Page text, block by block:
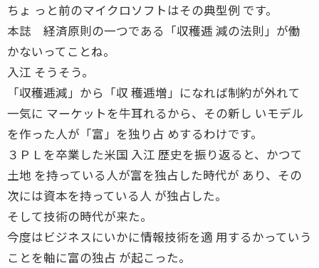
ちょ っと前のマイクロソフトはその典型例 です。
本誌 経済原則の一つである「収穫逓 減の法則」が働
かないってことね。
入江 そうそう。
「収穫逓減」から「収 穫逓増」になれば制約が外れて
一気に マーケットを牛耳れるから、その新し いモデル
を作った人が「富」を独り占 めするわけです。
３ＰＬを卒業した米国 入江 歴史を振り返ると、かつて
土地 を持っている人が富を独占した時代が あり、その
次には資本を持っている人 が独占した。
そして技術の時代が来た。
今度はビジネスにいかに情報技術を適 用するかっていう
ことを軸に富の独占 が起こった。